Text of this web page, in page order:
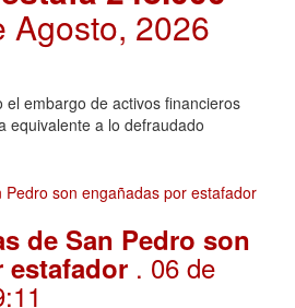
Agosto, 2026
el embargo de activos financieros
equivalente a lo defraudado
de San Pedro son
estafador . 06 de